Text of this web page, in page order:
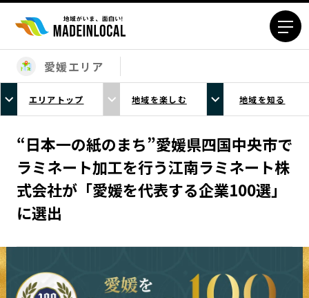
エリアから探す
北海道エリア
青森エリア
岩手エリア
宮城エリア
秋田エリア
山形エリア
福島エリア
茨城エリア
栃木エリア
群馬エリア
埼玉エリア
富山エリア
石川エリア
愛媛エリア
エリアトップ 地域を楽しむ 地域を知る
“日本一の紙のまち”愛媛県四国中央市で
ラミネート加工を行う江南ラミネート株
式会社が「愛媛を代表する企業100選」
に選出